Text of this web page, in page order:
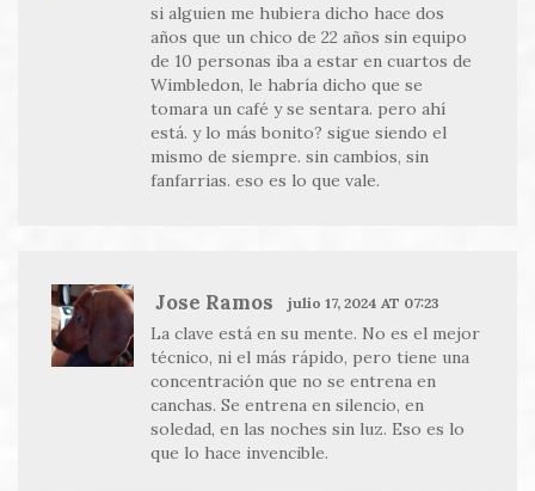
si alguien me hubiera dicho hace dos
años que un chico de 22 años sin equipo
de 10 personas iba a estar en cuartos de
Wimbledon, le habría dicho que se
tomara un café y se sentara. pero ahí
está. y lo más bonito? sigue siendo el
mismo de siempre. sin cambios, sin
fanfarrias. eso es lo que vale.
Jose Ramos julio 17, 2024 AT 07:23
La clave está en su mente. No es el mejor
técnico, ni el más rápido, pero tiene una
concentración que no se entrena en
canchas. Se entrena en silencio, en
soledad, en las noches sin luz. Eso es lo
que lo hace invencible.